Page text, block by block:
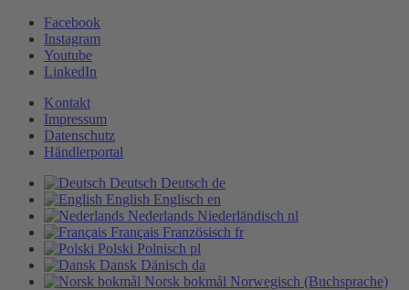
Facebook
Instagram
Youtube
LinkedIn
Kontakt
Impressum
Datenschutz
Händlerportal
Deutsch Deutsch de
English Englisch en
Nederlands Niederländisch nl
Français Französisch fr
Polski Polnisch pl
Dansk Dänisch da
Norsk bokmål Norwegisch (Buchsprache)